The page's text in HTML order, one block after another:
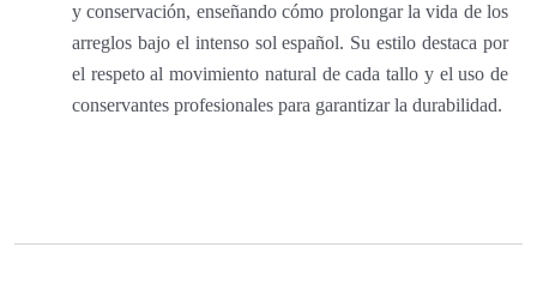
y conservación, enseñando cómo prolongar la vida de los
arreglos bajo el intenso sol español. Su estilo destaca por
el respeto al movimiento natural de cada tallo y el uso de
conservantes profesionales para garantizar la durabilidad.